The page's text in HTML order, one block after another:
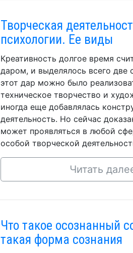
Творческая
психологии. Ее виды
Креативность долгое время
даром, и выделялось всего две
этот дар можно было
техническое творчество и
иногда еще добавлялась
деятельность. Но сейчас
может проявляться в любой
особой творческой
Читать
Что такое осознанный
такая форма сознания